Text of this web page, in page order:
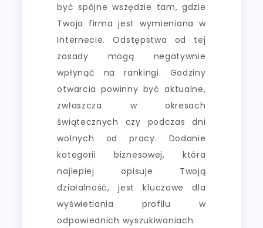
być spójne wszędzie tam, gdzie
Twoja firma jest wymieniana w
Internecie. Odstępstwa od tej
zasady mogą negatywnie
wpłynąć na rankingi. Godziny
otwarcia powinny być aktualne,
zwłaszcza w okresach
świątecznych czy podczas dni
wolnych od pracy. Dodanie
kategorii biznesowej, która
najlepiej opisuje Twoją
działalność, jest kluczowe dla
wyświetlania profilu w
odpowiednich wyszukiwaniach.